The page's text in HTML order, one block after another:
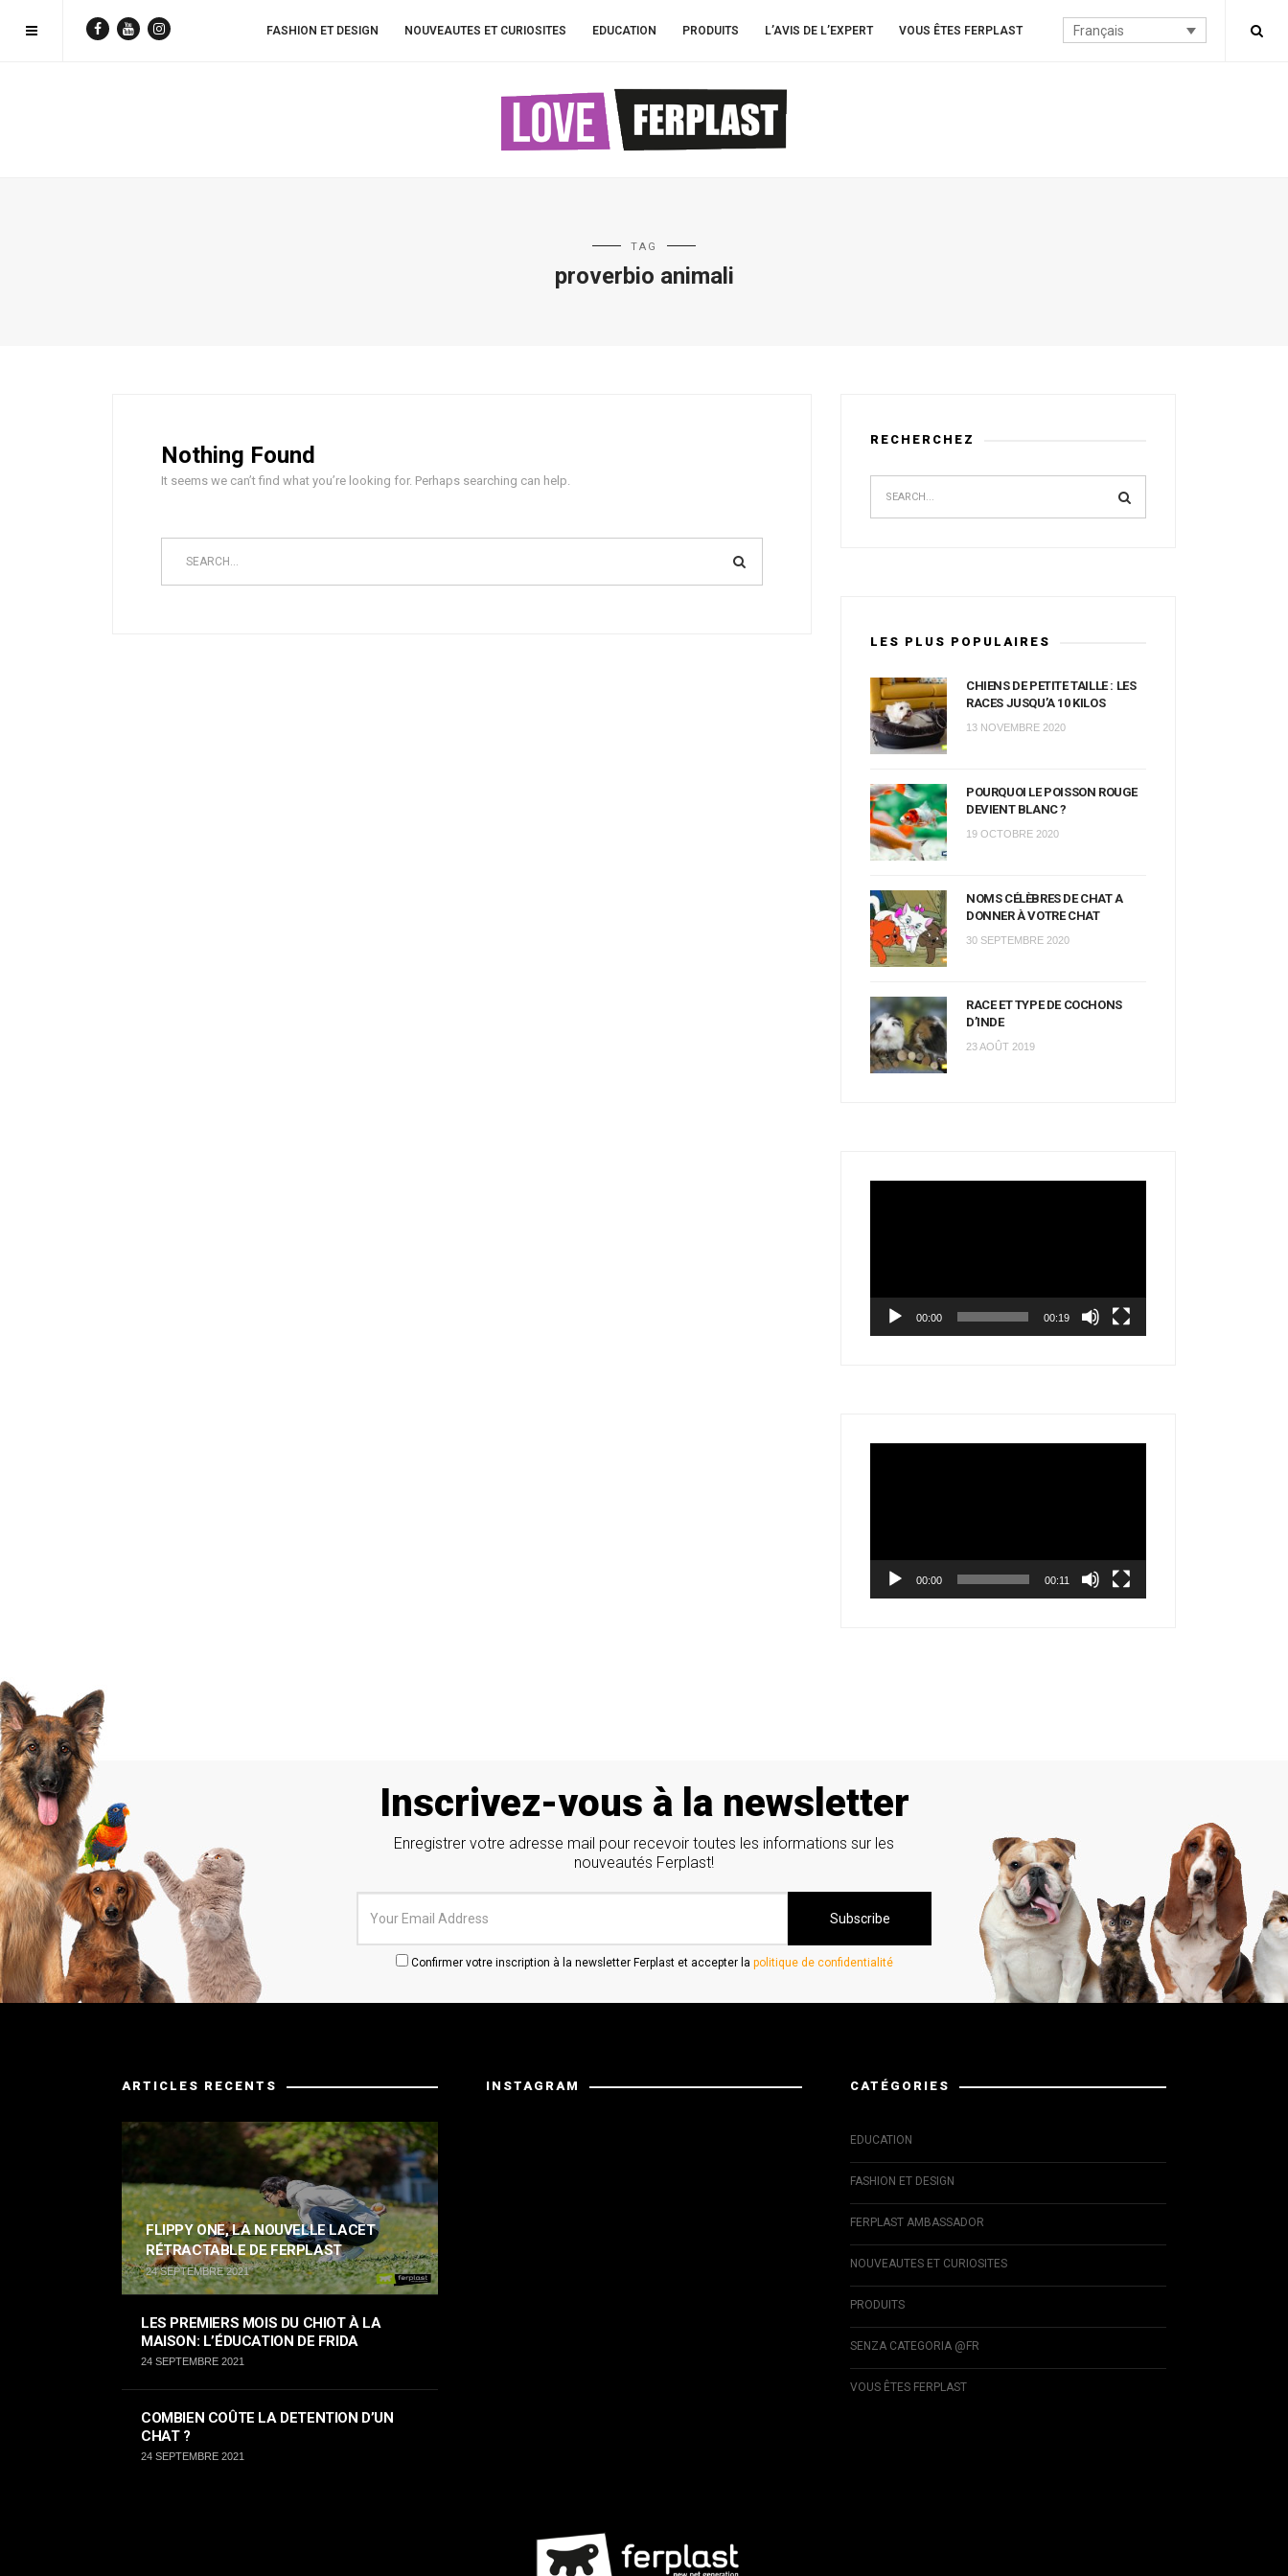
Français
FASHION ET DESIGN NOUVEAUTES ET CURIOSITES EDUCATION PRODUITS L’AVIS DE L’EXPERT VOUS ÊTES FERPLAST
TAG
proverbio animali
Nothing Found
It seems we can’t find what you’re looking for. Perhaps searching can help.
RECHERCHEZ
LES PLUS POPULAIRES
CHIENS DE PETITE TAILLE : LES
RACES JUSQU’A 10 KILOS
13 NOVEMBRE 2020
POURQUOI LE POISSON ROUGE
DEVIENT BLANC ?
19 OCTOBRE 2020
NOMS CÉLÈBRES DE CHAT A
DONNER À VOTRE CHAT
30 SEPTEMBRE 2020
RACE ET TYPE DE COCHONS
D’INDE
23 AOÛT 2019
00:00 00:19
00:00 00:11
Inscrivez-vous à la newsletter
Enregistrer votre adresse mail pour recevoir toutes les informations sur les
nouveautés Ferplast!
Confirmer votre inscription à la newsletter Ferplast et accepter la politique de confidentialité
ARTICLES RECENTS
FLIPPY ONE, LA NOUVELLE LACET
RÉTRACTABLE DE FERPLAST
24 SEPTEMBRE 2021
LES PREMIERS MOIS DU CHIOT À LA
MAISON: L’ÉDUCATION DE FRIDA
24 SEPTEMBRE 2021
COMBIEN COÛTE LA DETENTION D’UN
CHAT ?
24 SEPTEMBRE 2021
INSTAGRAM CATÉGORIES
EDUCATION
FASHION ET DESIGN
FERPLAST AMBASSADOR
NOUVEAUTES ET CURIOSITES
PRODUITS
SENZA CATEGORIA @FR
VOUS ÊTES FERPLAST